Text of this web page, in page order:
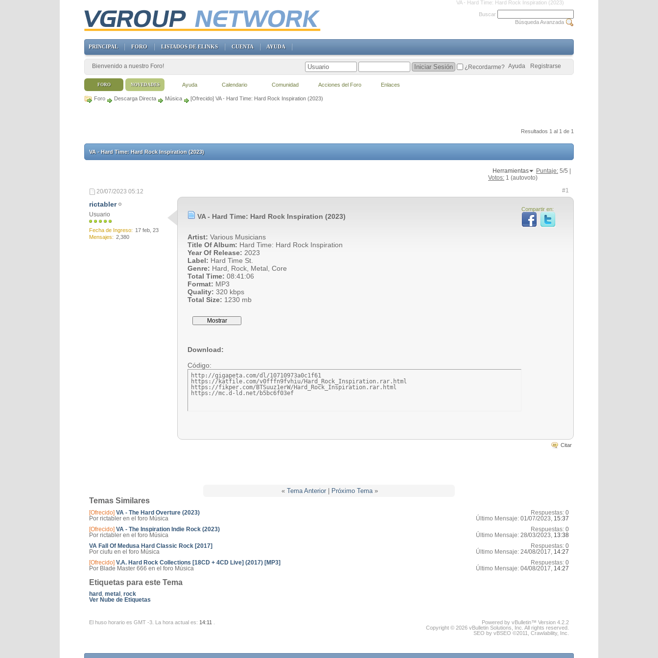
VA - Hard Time: Hard Rock Inspiration (2023)
Foro Descarga Directa Música [Ofrecido] VA - Hard Time: Hard Rock Inspiration (2023)
Resultados 1 al 1 de 1
VA - Hard Time: Hard Rock Inspiration (2023)
Herramientas Puntaje: 5/5 |
Votos: 1 (autovoto)
20/07/2023 05:12 #1
rictabler
Usuario
Fecha de Ingreso
17 feb, 23
Mensajes
2,380
Compartir en:
VA - Hard Time: Hard Rock Inspiration (2023)
Artist: Various Musicians
Title Of Album: Hard Time: Hard Rock Inspiration
Year Of Release: 2023
Label: Hard Time St.
Genre: Hard, Rock, Metal, Core
Total Time: 08:41:06
Format: MP3
Quality: 320 kbps
Total Size: 1230 mb
Download:
Código:
http://gigapeta.com/dl/10710973a0c1f61
https://katfile.com/v0fffn9fvhiu/Hard_Rock_Inspiration.rar.html
https://fikper.com/BTSuuz1erW/Hard_Rock_Inspiration.rar.html
https://mc.d-ld.net/b5bc6f03ef
Citar
« Tema Anterior| Próximo Tema »
Temas Similares
[Ofrecido] VA - The Hard Overture (2023)
Por rictabler en el foro Música
Respuestas: 0
Último Mensaje: 01/07/2023, 15:37
[Ofrecido] VA - The Inspiration Indie Rock (2023)
Por rictabler en el foro Música
Respuestas: 0
Último Mensaje: 28/03/2023, 13:38
VA Fall Of Medusa Hard Classic Rock [2017]
Por ciufu en el foro Música
Respuestas: 0
Último Mensaje: 24/08/2017, 14:27
[Ofrecido] V.A. Hard Rock Collections [18CD + 4CD Live] (2017) [MP3]
Por Blade Master 666 en el foro Música
Respuestas: 0
Último Mensaje: 04/08/2017, 14:27
Etiquetas para este Tema
hard , metal , rock
Ver Nube de Etiquetas
El huso horario es GMT -3. La hora actual es: 14:11
Powered by vBulletin™ Version 4.2.2
Copyright © 2026 vBulletin Solutions, Inc. All rights reserved.
SEO by vBSEO ©2011, Crawlability, Inc.
Buscar
Búsqueda Avanzada
PRINCIPAL FORO LISTADOS DE ELINKS CUENTA AYUDA
Bienvenido a nuestro Foro! Registrarse
Ayuda
¿Recordarme?
FORO Ayuda Calendario Comunidad Acciones del Foro Enlaces
NOVEDADES